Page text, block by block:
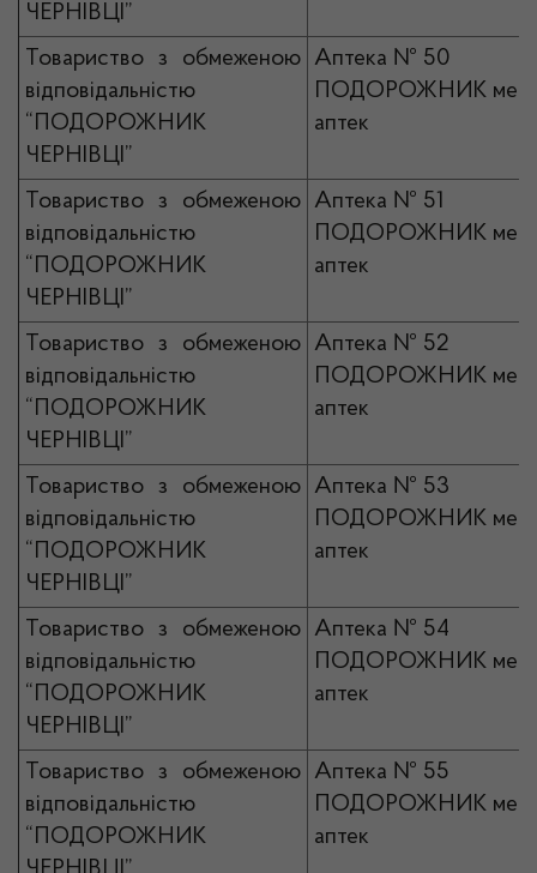
ЧЕРНІВЦІ”
Товариство з обмеженою
відповідальністю
“ПОДОРОЖНИК
ЧЕРНІВЦІ”
Аптека № 50
ПОДОРОЖНИК
аптек
Товариство з обмеженою
відповідальністю
“ПОДОРОЖНИК
ЧЕРНІВЦІ”
Аптека № 51
ПОДОРОЖНИК
аптек
Товариство з обмеженою
відповідальністю
“ПОДОРОЖНИК
ЧЕРНІВЦІ”
Аптека № 52
ПОДОРОЖНИК
аптек
Товариство з обмеженою
відповідальністю
“ПОДОРОЖНИК
ЧЕРНІВЦІ”
Аптека № 53
ПОДОРОЖНИК
аптек
Товариство з обмеженою
відповідальністю
“ПОДОРОЖНИК
ЧЕРНІВЦІ”
Аптека № 54
ПОДОРОЖНИК
аптек
Товариство з обмеженою
відповідальністю
“ПОДОРОЖНИК
Аптека № 55
ПОДОРОЖНИК
аптек